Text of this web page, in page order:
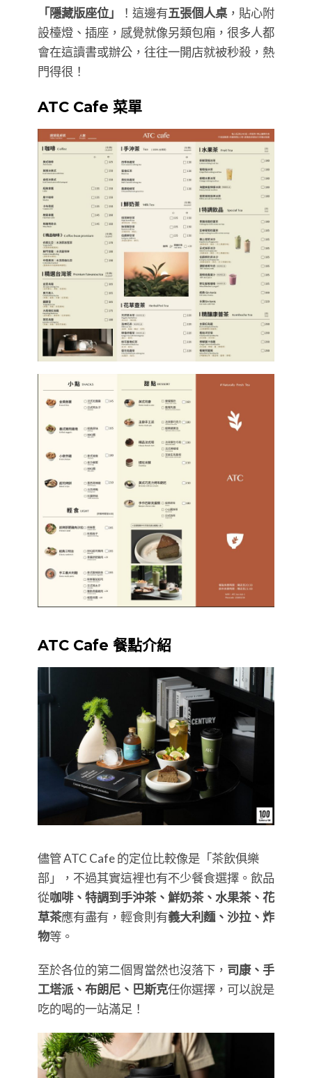
「隱藏版座位」
！這邊有五張個人桌 ，貼心附
設檯燈、插座，感覺就像另類包廂，很多人都
會在這讀書或辦公，往往一開店就被秒殺，熱
門得很！
ATC Cafe 菜單
ATC Cafe 餐點介紹
儘管 ATC Cafe 的定位比較像是「茶飲俱樂
部」，不過其實這裡也有不少餐食選擇。飲品
從咖啡、特調到手沖茶、鮮奶茶、水果茶、花
草茶應有盡有，輕食則有義大利麵、沙拉、炸
物等。
至於各位的第二個胃當然也沒落下， 司康、手
工塔派、布朗尼、巴斯克任你選擇，可以說是
吃的喝的一站滿足！